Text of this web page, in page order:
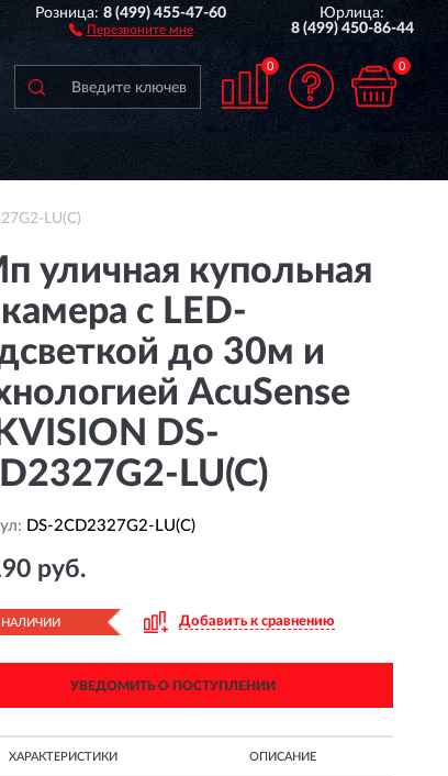
ПОЛНЫЙ
Розница:8 (499) 455-47-60
Перезвоните мне
Юрлица:
8 (499) 450-86-44
0 0
LU(C)
уличная купольная
камера с LED-
до 30м и
AcuSense
DS-
LU(C)
DS-2CD2327G2-LU(C)
руб.
НАЛИЧИИ Добавить к сравнению
УВЕДОМИТЬ О ПОСТУПЛЕНИИ
ХАРАКТЕРИСТИКИ ОПИСАНИЕ